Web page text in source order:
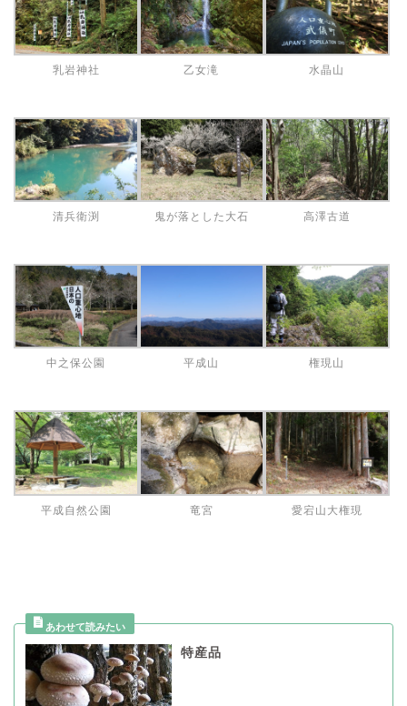
乳岩神社 乙女滝 水晶山
清兵衛渕 鬼が落とした大石 高澤古道
中之保公園 平成山 権現山
平成自然公園 竜宮 愛宕山大権現
特産品